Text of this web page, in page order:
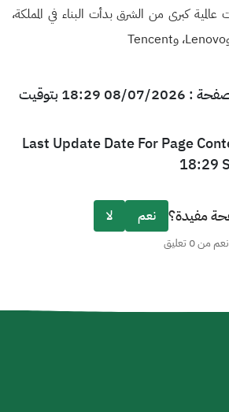
عالمية كبرى من الشرق بدأت البناء في المملكة،
آخر تحديث لمحتوى الصفحة : 08/07/2026 18:29 بتوقيت
Last Update Date For Page
18:29
مفيدة؟ نعم لا